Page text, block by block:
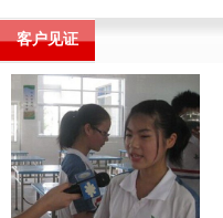
客户见证